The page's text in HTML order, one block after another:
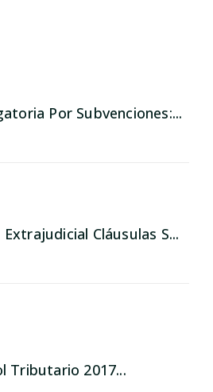
Por Subvenciones:...
Cláusulas S...
Tributario 2017...